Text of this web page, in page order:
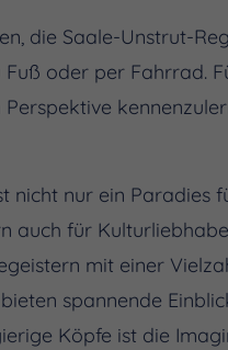
die Saale-Unstrut-
oder per Fahrrad.
nicht nur ein Paradies
auch für
mit einer
spannende
Köpfe ist die